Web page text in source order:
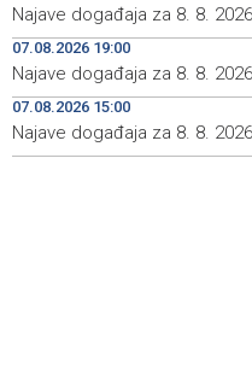
18:05
Koncertom Marije
manifestacija 'Dani dijaspore
17:26
Kod mosta Brčko -
sudske medicine utvrđuju
17:15
'Pekijada' u Varešu
Najave događaja za 8. 8.
07.08.2026 19:00
Najave događaja za 8. 8.
07.08.2026 15:00
Najave događaja za 8. 8.